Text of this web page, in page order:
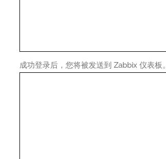
成功登录后，您将被发送到 Zabbix 仪表板。